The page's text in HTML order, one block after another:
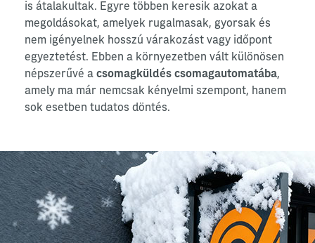
is átalakultak. Egyre többen keresik azokat a
megoldásokat, amelyek rugalmasak, gyorsak és
nem igényelnek hosszú várakozást vagy időpont
egyeztetést. Ebben a környezetben vált különösen
népszerűvé a csomagküldés csomagautomatába,
amely ma már nemcsak kényelmi szempont, hanem
sok esetben tudatos döntés.